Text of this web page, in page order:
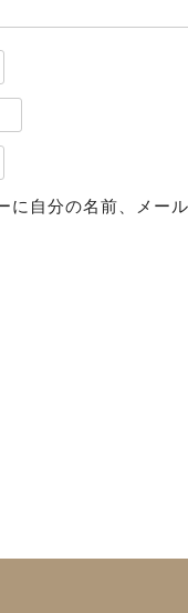
自分の名前、メー